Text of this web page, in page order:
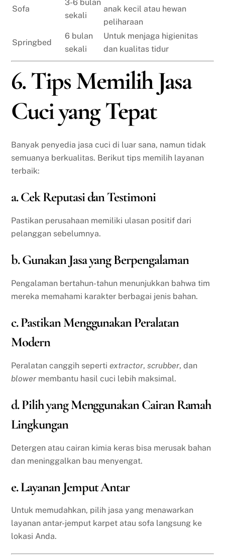
Sofa
3-6 bulan
sekali
anak kecil atau hewan
peliharaan
Springbed
6 bulan
sekali
Untuk menjaga higienitas
dan kualitas tidur
6. Tips Memilih Jasa
Cuci yang Tepat
Banyak penyedia jasa cuci di luar sana, namun tidak
semuanya berkualitas. Berikut tips memilih layanan
terbaik:
a. Cek Reputasi dan Testimoni
Pastikan perusahaan memiliki ulasan positif dari
pelanggan sebelumnya.
b. Gunakan Jasa yang Berpengalaman
Pengalaman bertahun-tahun menunjukkan bahwa tim
mereka memahami karakter berbagai jenis bahan.
c. Pastikan Menggunakan Peralatan
Modern
Peralatan canggih sepertiextractor,scrubber, dan
blower membantu hasil cuci lebih maksimal.
d. Pilih yang Menggunakan Cairan Ramah
Lingkungan
Detergen atau cairan kimia keras bisa merusak bahan
dan meninggalkan bau menyengat.
e. Layanan Jemput Antar
Untuk memudahkan, pilih jasa yang menawarkan
layanan antar-jemput karpet atau sofa langsung ke
lokasi Anda.